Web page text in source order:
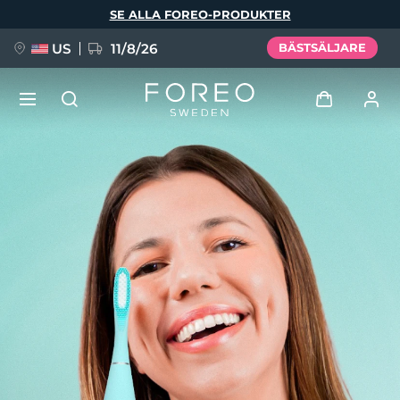
SE ALLA FOREO-PRODUKTER
US 11/8/26 BÄSTSÄLJARE
Användarprofil
Mina enheter
Mina beställningar
Mina adresser
Mina prenumerationer
FAQ™ Pure Beauty-Tech Elixir
BREAKING NEWS
issa™ Teeth Whitening Set
Deutsch
Español
Français
Italiano
Português
Svenska
Русский
简体中文 繁體中文